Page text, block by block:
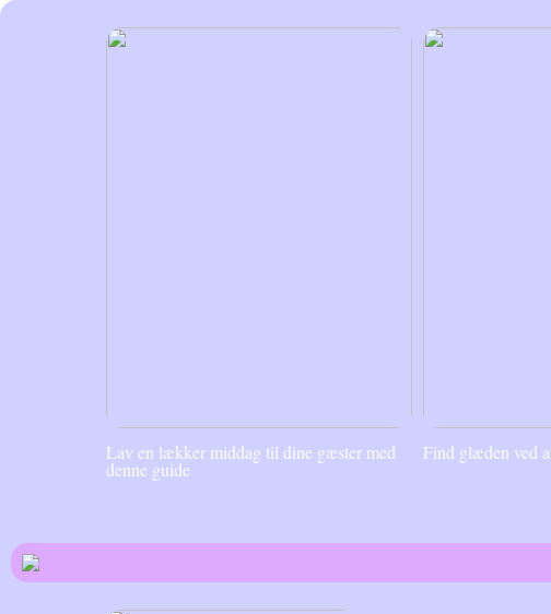
Lav en lækker middag til dine gæster med
denne guide
Find glæden ved